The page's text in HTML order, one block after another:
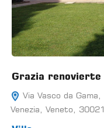
Grazia renovierte
Via Vasco da
Venezia, Veneto,